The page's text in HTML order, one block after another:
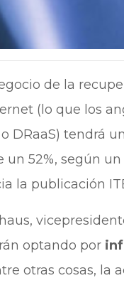
de la
(lo que los
o DRaaS) tendrá
un 52%, según
la publicación
optando por
otras cosas, la